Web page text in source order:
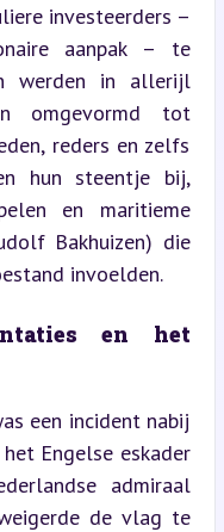
investeerders –
aanpak – te
werden in allerijl
omgevormd tot
reders en zelfs
hun steentje bij,
en maritieme
Bakhuizen) die
invoelden.
en het
een incident nabij
Engelse eskader
admiraal
de vlag te